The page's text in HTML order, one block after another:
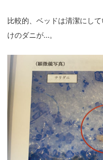
比較的、ベッドは清潔にし
けのダニが…。